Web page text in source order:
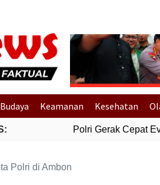
Previous
Keamanan Kesehatan
Polri Gerak Cepat
Polri di Ambon